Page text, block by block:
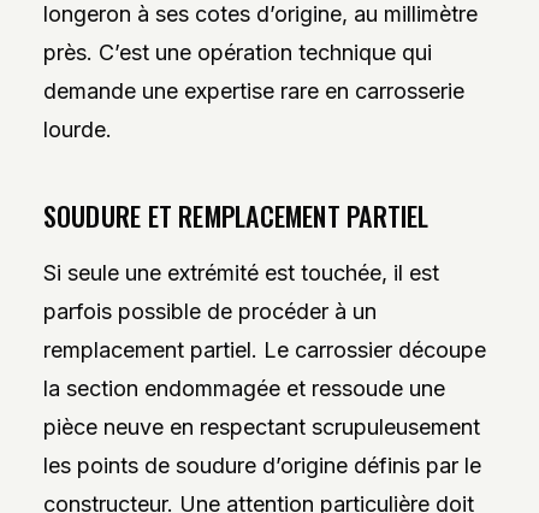
longeron à ses cotes d’origine, au millimètre
près. C’est une opération technique qui
demande une expertise rare en carrosserie
lourde.
SOUDURE ET REMPLACEMENT PARTIEL
Si seule une extrémité est touchée, il est
parfois possible de procéder à un
remplacement partiel. Le carrossier découpe
la section endommagée et ressoude une
pièce neuve en respectant scrupuleusement
les points de soudure d’origine définis par le
constructeur. Une attention particulière doit